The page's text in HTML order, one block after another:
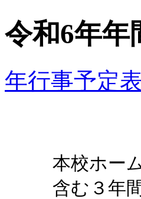
令和6年年
年行事予定表
本校ホー
含む３年